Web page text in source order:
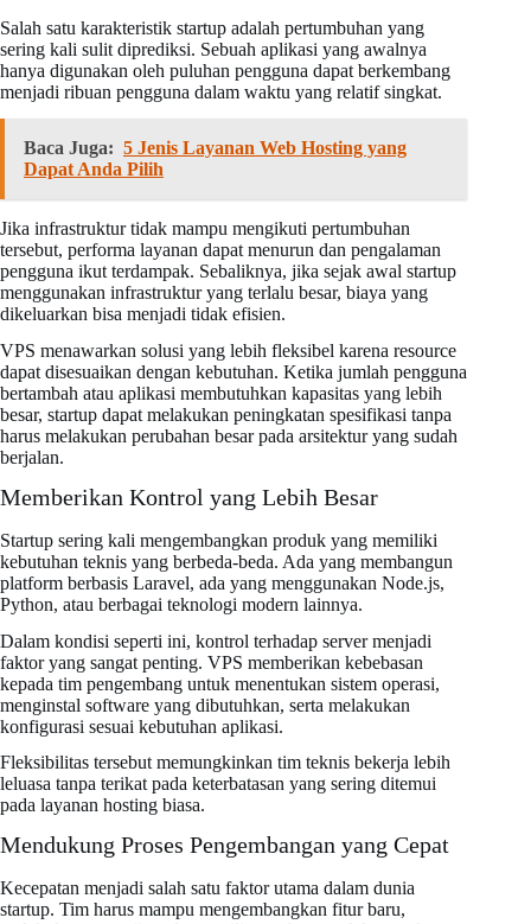
Salah satu karakteristik startup adalah pertumbuhan yang
sering kali sulit diprediksi. Sebuah aplikasi yang awalnya
hanya digunakan oleh puluhan pengguna dapat berkembang
menjadi ribuan pengguna dalam waktu yang relatif singkat.
Baca Juga: 5 Jenis Layanan Web Hosting yang
Dapat Anda Pilih
Jika infrastruktur tidak mampu mengikuti pertumbuhan
tersebut, performa layanan dapat menurun dan pengalaman
pengguna ikut terdampak. Sebaliknya, jika sejak awal startup
menggunakan infrastruktur yang terlalu besar, biaya yang
dikeluarkan bisa menjadi tidak efisien.
VPS menawarkan solusi yang lebih fleksibel karena resource
dapat disesuaikan dengan kebutuhan. Ketika jumlah pengguna
bertambah atau aplikasi membutuhkan kapasitas yang lebih
besar, startup dapat melakukan peningkatan spesifikasi tanpa
harus melakukan perubahan besar pada arsitektur yang sudah
berjalan.
Memberikan Kontrol yang Lebih Besar
Startup sering kali mengembangkan produk yang memiliki
kebutuhan teknis yang berbeda-beda. Ada yang membangun
platform berbasis Laravel, ada yang menggunakan Node.js,
Python, atau berbagai teknologi modern lainnya.
Dalam kondisi seperti ini, kontrol terhadap server menjadi
faktor yang sangat penting. VPS memberikan kebebasan
kepada tim pengembang untuk menentukan sistem operasi,
menginstal software yang dibutuhkan, serta melakukan
konfigurasi sesuai kebutuhan aplikasi.
Fleksibilitas tersebut memungkinkan tim teknis bekerja lebih
leluasa tanpa terikat pada keterbatasan yang sering ditemui
pada layanan hosting biasa.
Mendukung Proses Pengembangan yang Cepat
Kecepatan menjadi salah satu faktor utama dalam dunia
startup. Tim harus mampu mengembangkan fitur baru,